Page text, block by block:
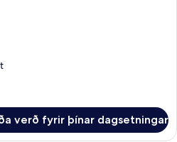
verð fyrir þínar dagsetningar